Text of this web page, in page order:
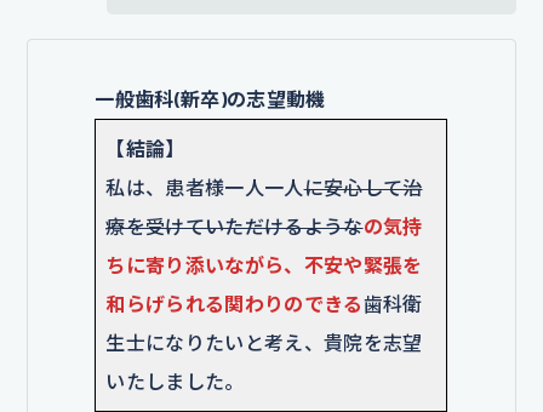
一般歯科(新卒)の志望動機
【結論】
私は、患者様一人一人に安心して治
療を受けていただけるようなの気持
ちに寄り添いながら、不安や緊張を
和らげられる関わりのできる歯科衛
生士になりたいと考え、貴院を志望
いたしました。